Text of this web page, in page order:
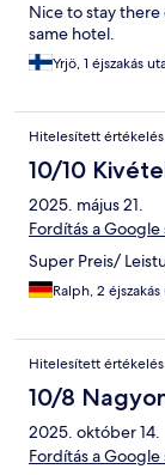
Nice to stay
same hotel.
Yrjö, 1 éjszakás
Hitelesített értékelés
10/10
2025. május 21.
Fordítás a
Super Preis/
Ralph, 2 éjszakás
Hitelesített értékelés
10/8
2025. október 14.
Fordítás a